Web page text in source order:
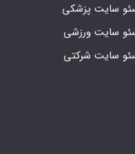
سایت پزشکی
سایت ورزشی
سایت شرکتی